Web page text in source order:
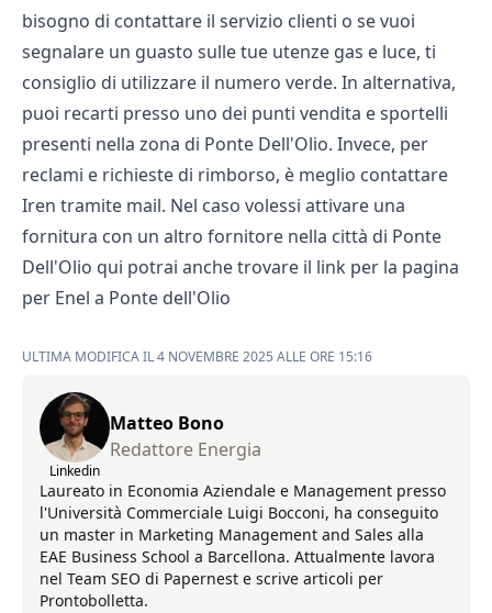
bisogno di contattare il servizio clienti o se vuoi
segnalare un guasto sulle tue utenze gas e luce, ti
consiglio di utilizzare il numero verde. In alternativa,
puoi recarti presso uno dei punti vendita e sportelli
presenti nella zona di Ponte Dell'Olio. Invece, per
reclami e richieste di rimborso, è meglio contattare
Iren tramite mail. Nel caso volessi attivare una
fornitura con un altro fornitore nella città di Ponte
Dell'Olio qui potrai anche trovare il link per la pagina
per Enel a Ponte dell'Olio
ULTIMA MODIFICA IL 4 NOVEMBRE 2025 ALLE ORE 15:16
Linkedin
Matteo Bono
Redattore Energia
Laureato in Economia Aziendale e Management presso
l'Università Commerciale Luigi Bocconi, ha conseguito
un master in Marketing Management and Sales alla
EAE Business School a Barcellona. Attualmente lavora
nel Team SEO di Papernest e scrive articoli per
Prontobolletta.